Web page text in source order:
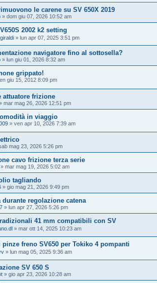
le carene su SV 650X 2019
» dom giu 07, 2026 10:52 am
2002 k2 setting
» lun apr 07, 2025 3:51 pm
navigatore fino al sottosella?
» lun giu 01, 2026 8:32 am
grippato!
giu 15, 2012 8:09 pm
attuatore frizione
mar mag 26, 2026 12:51 pm
in viaggio
» ven apr 10, 2026 7:39 am
mag 23, 2026 5:26 pm
cavo frizione terza serie
» mar mag 19, 2026 5:02 am
tagliando
» gio mag 21, 2026 9:49 pm
durante regolazione catena
» lun apr 27, 2026 5:26 pm
41 mm compatibili con SV
» mar ott 14, 2025 10:23 am
pinze freno SV650 per Tokiko 4 pompanti
» lun mag 05, 2025 9:36 am
SV 650 S
» gio apr 23, 2026 10:28 am